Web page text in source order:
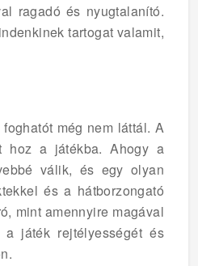
ragadó és nyugtalanító.
tartogat valamit,
még nem láttál. A
hoz a játékba. Ahogy a
válik, és egy olyan
és a hátborzongató
mint amennyire magával
a játék rejtélyességét és